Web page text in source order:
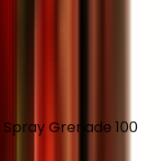
Grenade 100